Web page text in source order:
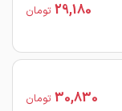
29,180 تومان
30,830 تومان